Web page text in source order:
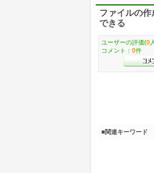
ファイルの
できる
ユーザーの評価(0
コメント： 0件
■関連キーワード